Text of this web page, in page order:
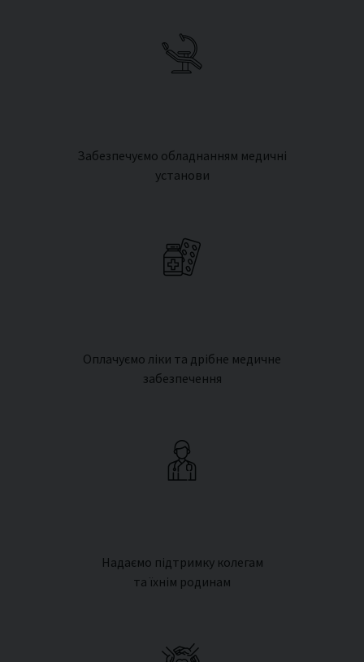
Забезпечуємо обладнанням медичні
установи
Оплачуємо ліки та дрібне медичне
забезпечення
Надаємо підтримку колегам
та їхнім родинам